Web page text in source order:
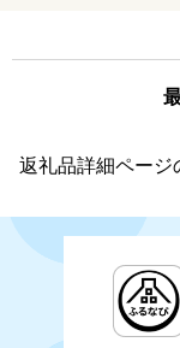
返礼品詳細ページ